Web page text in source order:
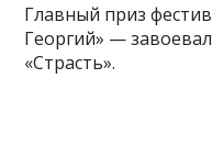
Главный приз
Георгий» —
«Страсть».